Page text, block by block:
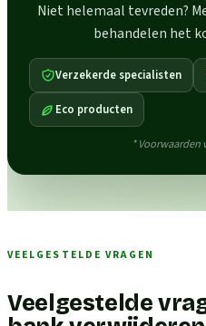
Niet helemaal tevreden?
behandelen het
Verzekerde specialisten
Eco producten
* Voorwaarden
VEELGESTELDE VRAGEN
Veelgestelde